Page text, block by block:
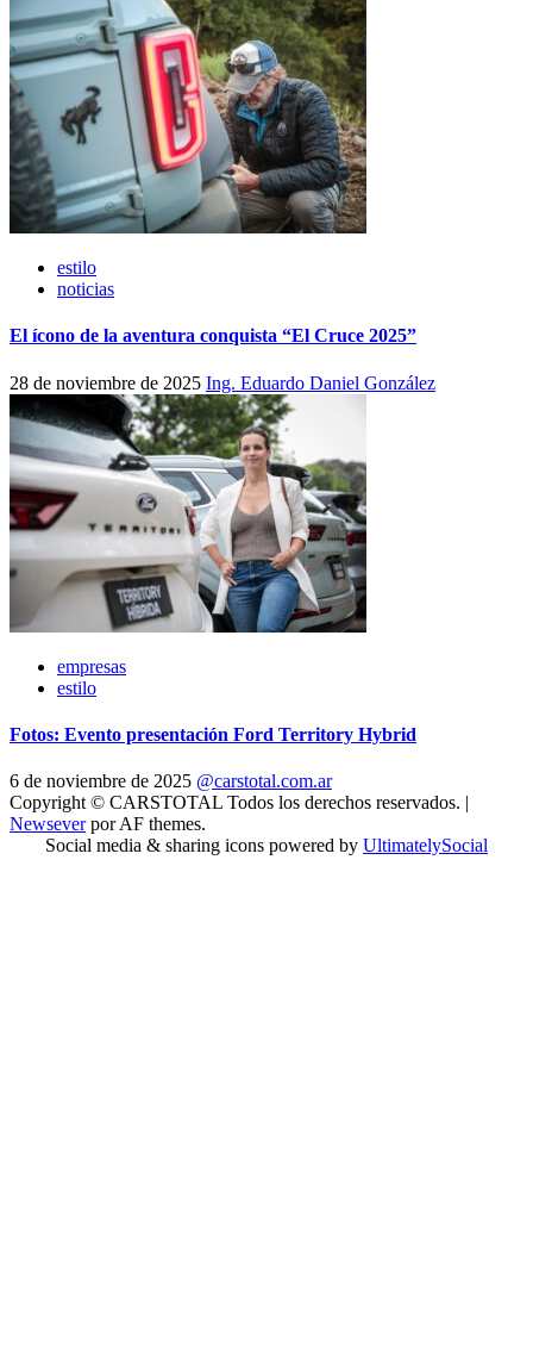
estilo
noticias
El ícono de la aventura conquista “El Cruce 2025”
28 de noviembre de 2025 Ing. Eduardo Daniel González
empresas
estilo
Fotos: Evento presentación Ford Territory Hybrid
6 de noviembre de 2025 @carstotal.com.ar
Copyright © CARSTOTAL Todos los derechos reservados. |
Newseverpor AF themes.
Social media & sharing icons powered by UltimatelySocial